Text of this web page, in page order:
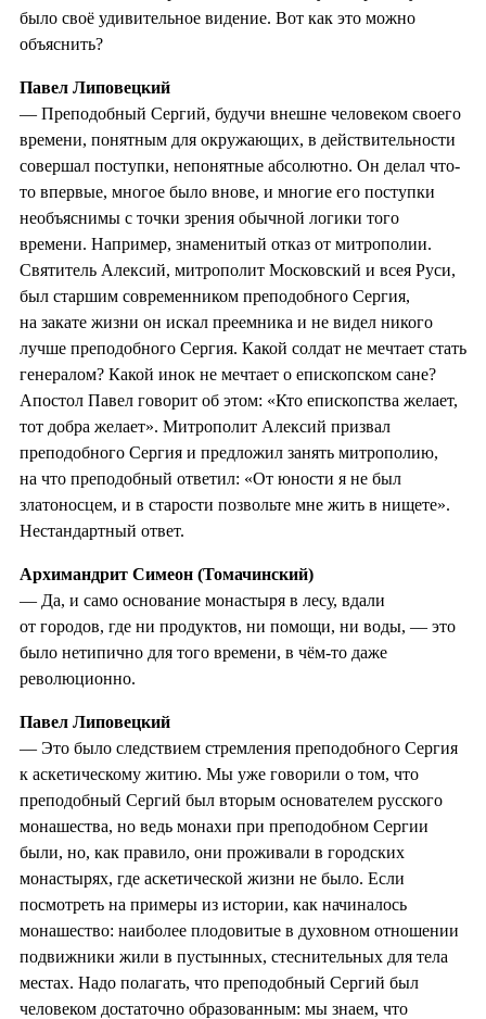
было своё удивительное видение. Вот как это можно
объяснить?
Павел Липовецкий
— Преподобный Сергий, будучи внешне человеком своего
времени, понятным для окружающих, в действительности
совершал поступки, непонятные абсолютно. Он делал что-
то впервые, многое было внове, и многие его поступки
необъяснимы с точки зрения обычной логики того
времени. Например, знаменитый отказ от митрополии.
Святитель Алексий, митрополит Московский и всея Руси,
был старшим современником преподобного Сергия,
на закате жизни он искал преемника и не видел никого
лучше преподобного Сергия. Какой солдат не мечтает стать
генералом? Какой инок не мечтает о епископском сане?
Апостол Павел говорит об этом: «Кто епископства желает,
тот добра желает». Митрополит Алексий призвал
преподобного Сергия и предложил занять митрополию,
на что преподобный ответил: «От юности я не был
златоносцем, и в старости позвольте мне жить в нищете».
Нестандартный ответ.
Архимандрит Симеон (Томачинский)
— Да, и само основание монастыря в лесу, вдали
от городов, где ни продуктов, ни помощи, ни воды, — это
было нетипично для того времени, в чём-то даже
революционно.
Павел Липовецкий
— Это было следствием стремления преподобного Сергия
к аскетическому житию. Мы уже говорили о том, что
преподобный Сергий был вторым основателем русского
монашества, но ведь монахи при преподобном Сергии
были, но, как правило, они проживали в городских
монастырях, где аскетической жизни не было. Если
посмотреть на примеры из истории, как начиналось
монашество: наиболее плодовитые в духовном отношении
подвижники жили в пустынных, стеснительных для тела
местах. Надо полагать, что преподобный Сергий был
человеком достаточно образованным: мы знаем, что